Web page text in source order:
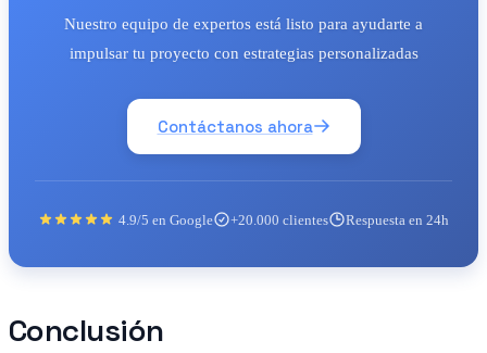
Nuestro equipo de expertos está listo para ayudarte a
impulsar tu proyecto con estrategias personalizadas
Contáctanos ahora
4.9/5 en Google +20.000 clientes Respuesta en 24h
Conclusión